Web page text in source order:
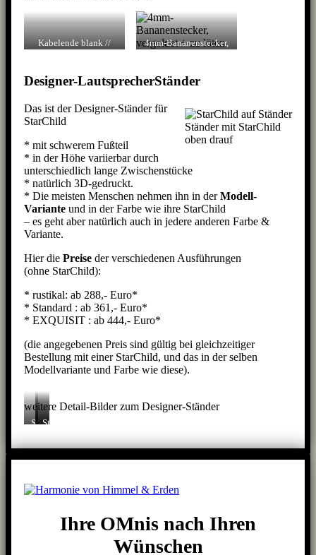
Kabelende blank //
4mm-Bananenstecker,
Designer-LautsprecherStänder
Ständer mit StarChild
oben drauf
Das ist der Designer-Ständer für
StarChild
* mit schwerem Fußteil
* in der Höhe variierbar durch
unterschiedlich lange Zwischenstücke
* natürlich 3D-gedruckt.
* Die meisten Menschen nehmen ihn in derModell-
Variante und in der Farbe wie ihre StarChild
– es geht aber natürlich auch in jedere anderen Farbe &
Variante.
Hier die Preise der verschiedenen Ausführungen
(ohne StarChild):
* rustikal: ab 288,- Euro*
* Standard : ab 361,- Euro*
* EXQUISIT : ab 444,- Euro*
(die angegebenen Preis sind gültig bei gleichzeitiger
Bestellung mit einer StarChild, und das in der selben
Modellvariante und Farbe wie diese).
weitere Detail-Bilder zum Designer-Ständer
Starchild
ständer
Ständer
StarChild
Ständer-
Ihre OMnis nach Ihren
Wünschen